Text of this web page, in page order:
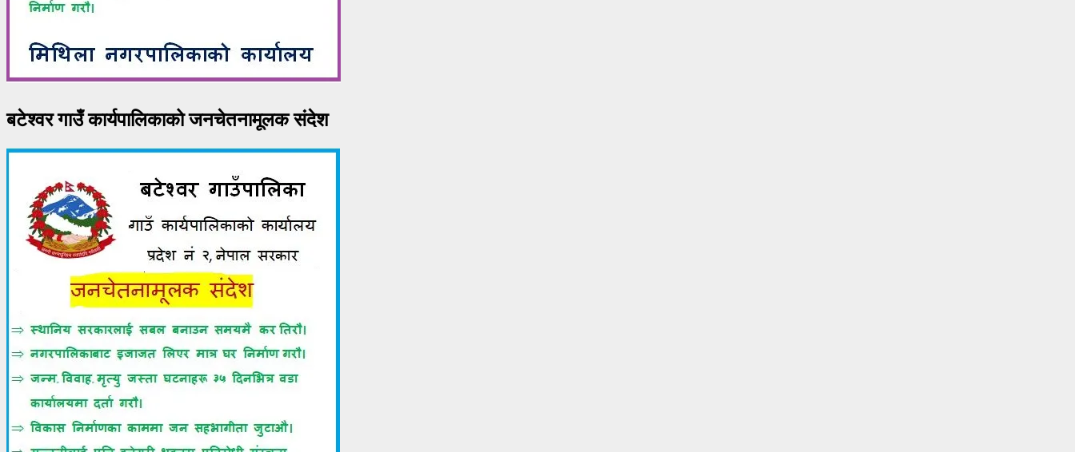
बटेश्वर गाउँ कार्यपालिकाको जनचेतनामूलक संदेश